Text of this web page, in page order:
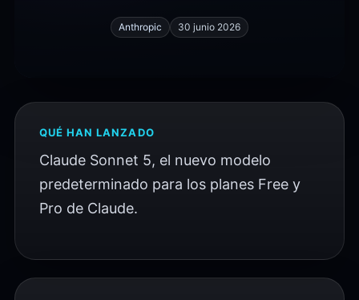
Anthropic 30 junio 2026
QUÉ HAN LANZADO
Claude Sonnet 5, el nuevo modelo
predeterminado para los planes Free y
Pro de Claude.